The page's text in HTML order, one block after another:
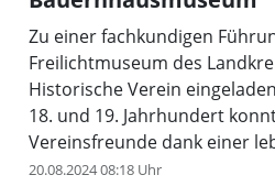
Zu einer fachkundigen
Freilichtmuseum des
Historische Verein
18. und 19. Jahrhundert
Vereinsfreunde dank einer
durch Nicole Tietze
20.08.2024 08:18 Uhr